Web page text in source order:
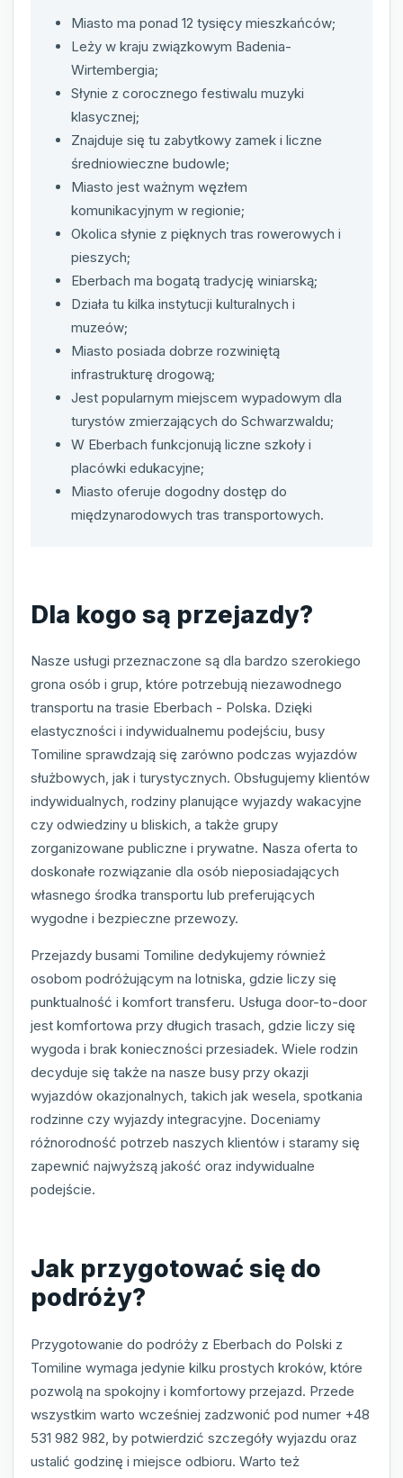
Miasto ma ponad 12 tysięcy mieszkańców;
Leży w kraju związkowym Badenia-
Wirtembergia;
Słynie z corocznego festiwalu muzyki
klasycznej;
Znajduje się tu zabytkowy zamek i liczne
średniowieczne budowle;
Miasto jest ważnym węzłem
komunikacyjnym w regionie;
Okolica słynie z pięknych tras rowerowych i
pieszych;
Eberbach ma bogatą tradycję winiarską;
Działa tu kilka instytucji kulturalnych i
muzeów;
Miasto posiada dobrze rozwiniętą
infrastrukturę drogową;
Jest popularnym miejscem wypadowym dla
turystów zmierzających do Schwarzwaldu;
W Eberbach funkcjonują liczne szkoły i
placówki edukacyjne;
Miasto oferuje dogodny dostęp do
międzynarodowych tras transportowych.
Dla kogo są przejazdy?
Nasze usługi przeznaczone są dla bardzo szerokiego
grona osób i grup, które potrzebują niezawodnego
transportu na trasie Eberbach - Polska. Dzięki
elastyczności i indywidualnemu podejściu, busy
Tomiline sprawdzają się zarówno podczas wyjazdów
służbowych, jak i turystycznych. Obsługujemy klientów
indywidualnych, rodziny planujące wyjazdy wakacyjne
czy odwiedziny u bliskich, a także grupy
zorganizowane publiczne i prywatne. Nasza oferta to
doskonałe rozwiązanie dla osób nieposiadających
własnego środka transportu lub preferujących
wygodne i bezpieczne przewozy.
Przejazdy busami Tomiline dedykujemy również
osobom podróżującym na lotniska, gdzie liczy się
punktualność i komfort transferu. Usługa door-to-door
jest komfortowa przy długich trasach, gdzie liczy się
wygoda i brak konieczności przesiadek. Wiele rodzin
decyduje się także na nasze busy przy okazji
wyjazdów okazjonalnych, takich jak wesela, spotkania
rodzinne czy wyjazdy integracyjne. Doceniamy
różnorodność potrzeb naszych klientów i staramy się
zapewnić najwyższą jakość oraz indywidualne
podejście.
Jak przygotować się do
podróży?
Przygotowanie do podróży z Eberbach do Polski z
Tomiline wymaga jedynie kilku prostych kroków, które
pozwolą na spokojny i komfortowy przejazd. Przede
wszystkim warto wcześniej zadzwonić pod numer +48
531 982 982, by potwierdzić szczegóły wyjazdu oraz
ustalić godzinę i miejsce odbioru. Warto też